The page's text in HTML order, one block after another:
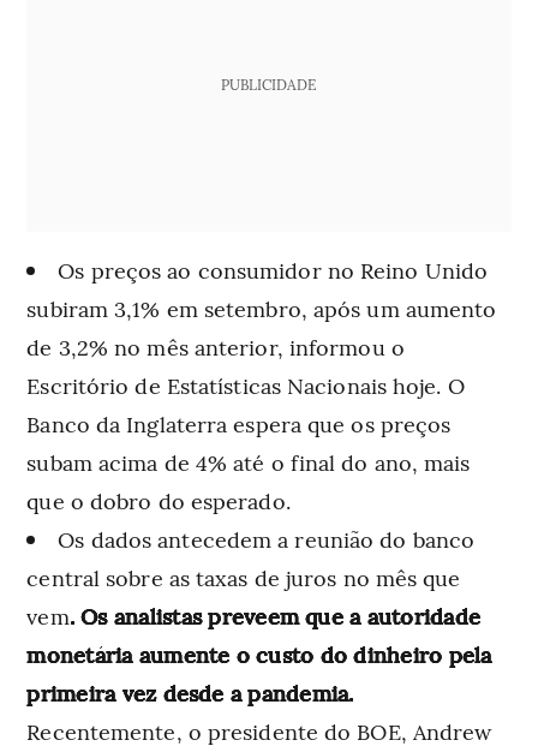
PUBLICIDADE
Os preços ao consumidor no Reino Unido
subiram 3,1% em setembro, após um aumento
de 3,2% no mês anterior, informou o
Escritório de Estatísticas Nacionais hoje. O
Banco da Inglaterra espera que os preços
subam acima de 4% até o final do ano, mais
que o dobro do esperado.
Os dados antecedem a reunião do banco
central sobre as taxas de juros no mês que
vem. Os analistas preveem que a autoridade
monetária aumente o custo do dinheiro pela
primeira vez desde a pandemia.
Recentemente, o presidente do BOE, Andrew